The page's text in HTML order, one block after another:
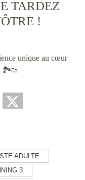
TARDEZ
!
unique au cœur
🏞️👟
ADULTE
3